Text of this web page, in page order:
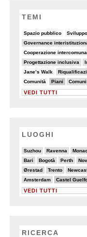
TEMI
Spazio pubblico
8/90
6/90
8/90
Governance
14/90
7/90
5/90
Cooperazione
7/90
10/90
8/90
Progettazione inclusiva
10/90
13/90
10/90
Jane’s Walk
8/90
17/90
15/90
Comunità
7/90 Piani
28/90
18/90
30/90
7/90
VEDI TUTTI
LUOGHI
Suzhou
2/20 Ravenna
3/20
4/20
6/20
4/20
13/20
Bari
5/20 Bogotà
2/20 Perth
3/20
4/20
6/20
6/20
Ørestad
4/20 Trento
5/20
3/20
8/20
6/20
Amsterdam
3/20 Castel
6/20
5/20
VEDI TUTTI
RICERCA